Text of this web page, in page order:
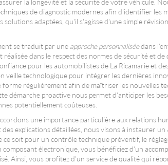
la longévité et la sécurité de votre véhicule.
de diagnostic modernes afin d'identifier les
solutions adaptées, qu'il s'agisse d'une simple
se traduit par une approche personnaliséedans
dans le respect des normes de sécurité et
pour les automobilistes de La Ricamarie et
veille technologique pour intégrer les dernières
forme régulièrement afin de maîtriser les nouvelles
démarche proactive nous permet d'anticiper les
potentiellement coûteuses.
une importance particulière aux relations
explications détaillées, nous visons à instaurer un
ce soit pour un contrôle technique préventif, le
électronique, vous bénéficiez d'un
Ainsi, vous profitez d'un service de qualité qui